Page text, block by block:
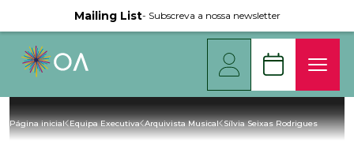
Mailing List- Subscreva a nossa newsletter
Página inicial Equipa Executiva Arquivista Musical Sílvia Seixas Rodrigues